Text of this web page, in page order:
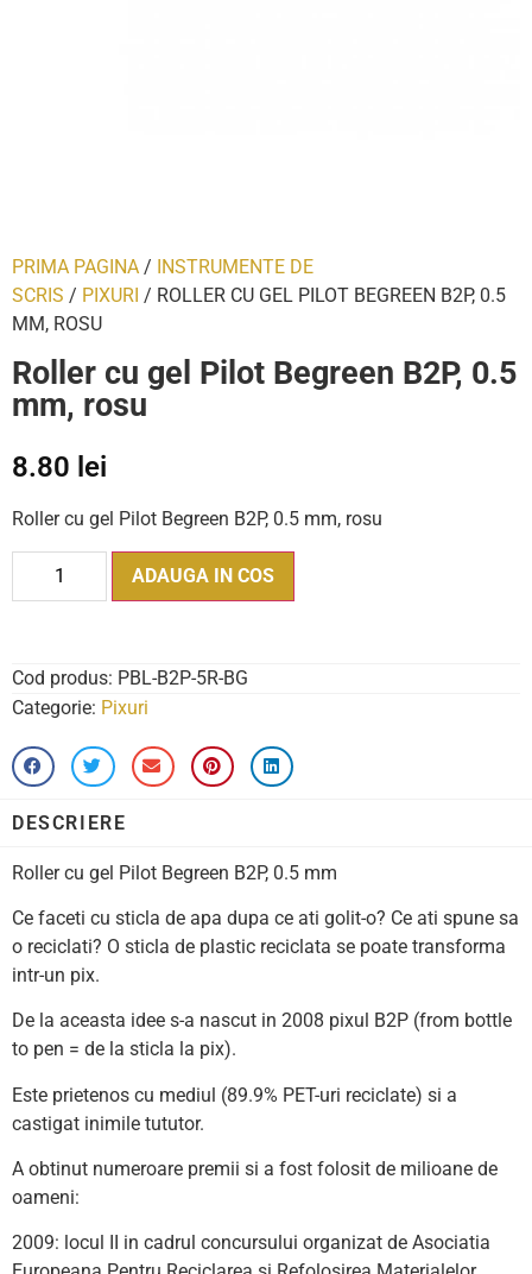
PRIMA PAGINA / INSTRUMENTE DE
SCRIS / PIXURI / ROLLER CU GEL PILOT BEGREEN B2P, 0.5
MM, ROSU
Roller cu gel Pilot Begreen B2P, 0.5
mm, rosu
8.80 lei
Roller cu gel Pilot Begreen B2P, 0.5 mm, rosu
ADAUGA IN COS
Cod produs: PBL-B2P-5R-BG
Categorie: Pixuri
DESCRIERE
Roller cu gel Pilot Begreen B2P, 0.5 mm
Ce faceti cu sticla de apa dupa ce ati golit-o? Ce ati spune sa
o reciclati? O sticla de plastic reciclata se poate transforma
intr-un pix.
De la aceasta idee s-a nascut in 2008 pixul B2P (from bottle
to pen = de la sticla la pix).
Este prietenos cu mediul (89.9% PET-uri reciclate) si a
castigat inimile tututor.
A obtinut numeroare premii si a fost folosit de milioane de
oameni:
2009: locul II in cadrul concursului organizat de Asociatia